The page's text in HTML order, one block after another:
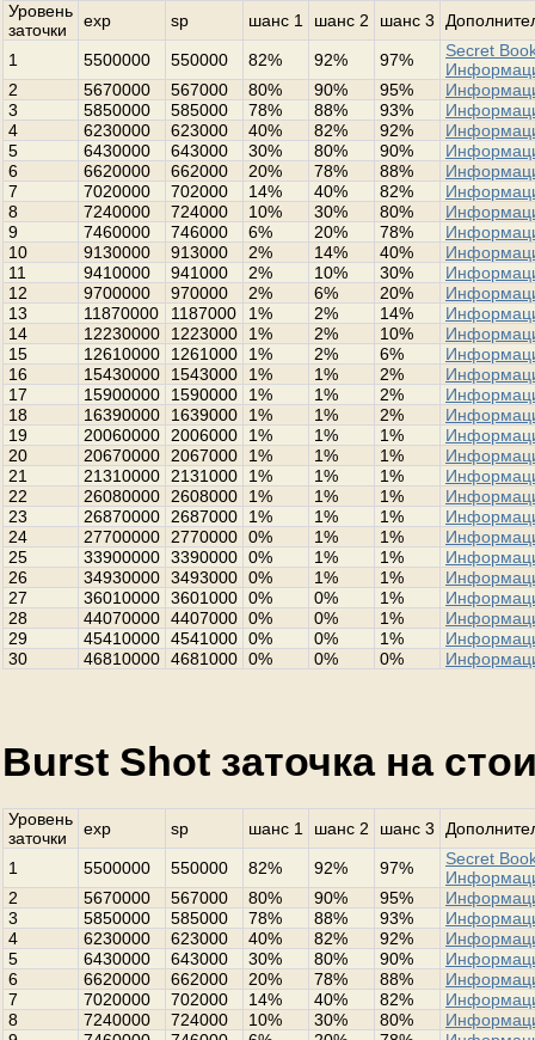
Уровень
заточки
exp sp шанс 1 шанс 2 шанс 3
1 5500000 550000 82% 92% 97%
Secret
2
5670000 567000 80% 90% 95%
3
5850000 585000 78% 88% 93%
4
6230000 623000 40% 82% 92%
5
6430000 643000 30% 80% 90%
6
6620000 662000 20% 78% 88%
7
7020000 702000 14% 40% 82%
8
7240000 724000 10% 30% 80%
9
7460000 746000 6% 20% 78%
10
9130000 913000 2% 14% 40%
11
9410000 941000 2% 10% 30%
12
9700000 970000 2% 6% 20%
13
11870000 1187000 1% 2% 14%
14
12230000 1223000 1% 2% 10%
15
12610000 1261000 1% 2% 6%
16
15430000 1543000 1% 1% 2%
17
15900000 1590000 1% 1% 2%
18
16390000 1639000 1% 1% 2%
19
20060000 2006000 1% 1% 1%
20
20670000 2067000 1% 1% 1%
21
21310000 2131000 1% 1% 1%
22
26080000 2608000 1% 1% 1%
23
26870000 2687000 1% 1% 1%
24
27700000 2770000 0% 1% 1%
25
33900000 3390000 0% 1% 1%
26
34930000 3493000 0% 1% 1%
27
36010000 3601000 0% 0% 1%
28
44070000 4407000 0% 0% 1%
29
45410000 4541000 0% 0% 1%
30
46810000 4681000 0% 0% 0%
Burst Shot заточка на
Уровень
заточки
exp sp шанс 1 шанс 2 шанс 3
1 5500000 550000 82% 92% 97%
Secret
2
5670000 567000 80% 90% 95%
3
5850000 585000 78% 88% 93%
4
6230000 623000 40% 82% 92%
5
6430000 643000 30% 80% 90%
6
6620000 662000 20% 78% 88%
7
7020000 702000 14% 40% 82%
8
7240000 724000 10% 30% 80%